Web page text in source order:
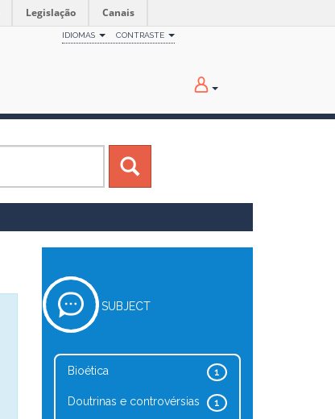
Legislação Canais
IDIOMAS CONTRASTE
SUBJECT
1
Bioética
1
Doutrinas e controvérsias